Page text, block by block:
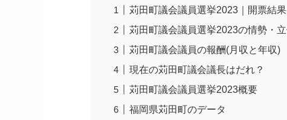
苅田町議会議員選挙2023｜開票結
苅田町議会議員選挙2023の情勢・
苅田町議会議員の報酬(月収と年収)
現在の苅田町議会議長はだれ？
苅田町議会議員選挙2023概要
福岡県苅田町のデータ